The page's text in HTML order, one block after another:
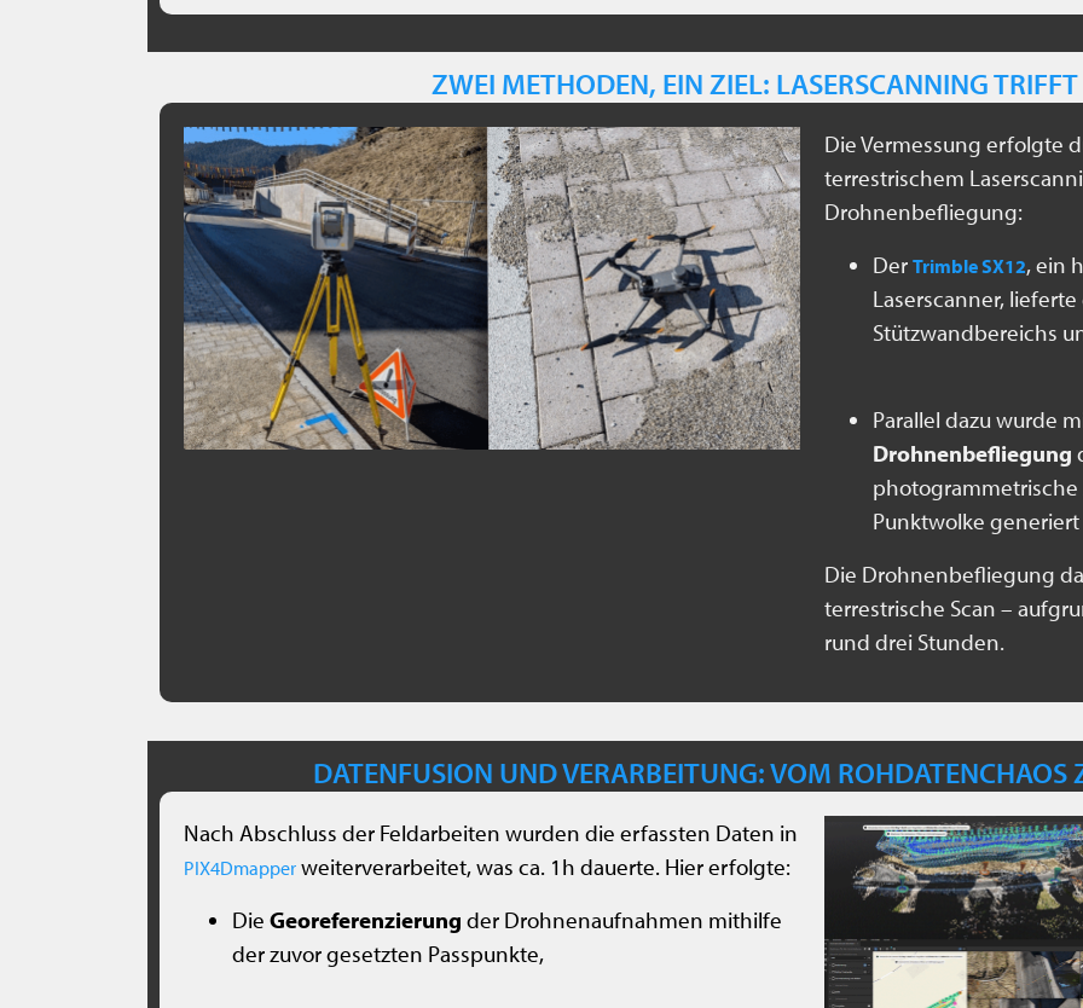
ZWEI METHODEN, EIN ZIEL: LASERSCANNING
Die Vermessung erfolgte
terrestrischem
Drohnenbefliegung:
Der Trimble SX12, ein
Laserscanner,
Stützwandbereichs
Parallel dazu wurde
Drohnenbefliegung
Punktwolke
Die Drohnenbefliegung
terrestrische Scan –
rund drei Stunden.
DATENFUSION UND VERARBEITUNG: VOM ROHDATENCHAOS
Nach Abschluss der Feldarbeiten wurden die erfassten Daten in
PIX4Dmapper weiterverarbeitet, was ca. 1h dauerte. Hier erfolgte:
Die Georeferenzierung der Drohnenaufnahmen mithilfe
der zuvor gesetzten Passpunkte,